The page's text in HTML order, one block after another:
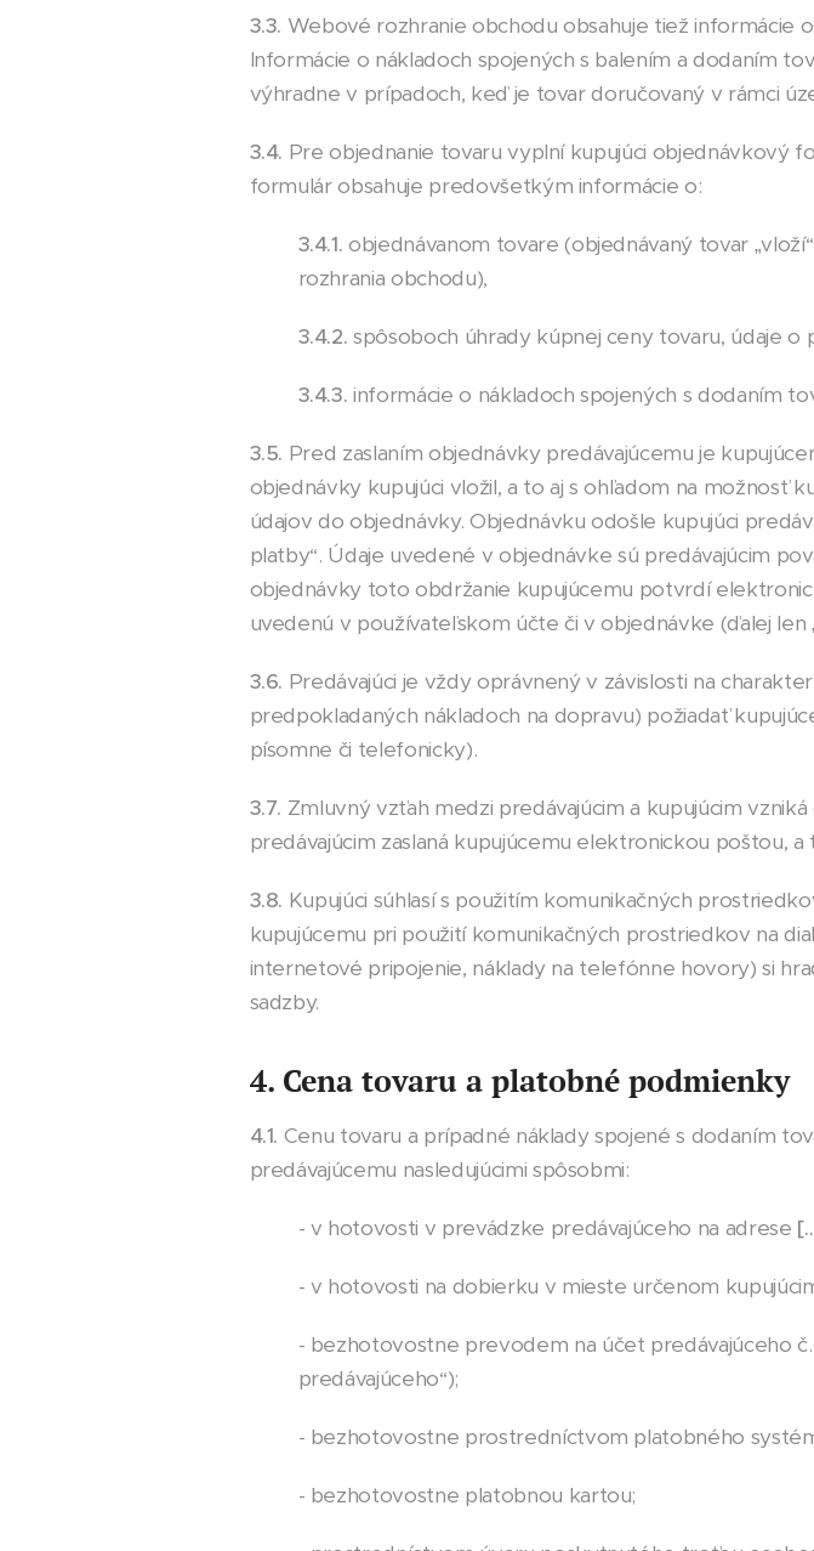
3.3. Webové rozhranie obchodu obsahuje tiež informácie
Informácie o nákladoch spojených s balením a dodaním
výhradne v prípadoch, keď je tovar doručovaný v rámci
3.4. Pre objednanie tovaru vyplní kupujúci objednávkový
formulár obsahuje predovšetkým informácie o:
3.4.1.objednávanom tovare (objednávaný tovar
rozhrania obchodu),
3.4.2.spôsoboch úhrady kúpnej ceny tovaru, údaje
3.4.3.informácie o nákladoch spojených s dodaním
3.5. Pred zaslaním objednávky predávajúcemu je
objednávky kupujúci vložil, a to aj s ohľadom na možnosť
údajov do objednávky. Objednávku odošle kupujúci
platby“. Údaje uvedené v objednávke sú predávajúcim
objednávky toto obdržanie kupujúcemu potvrdí
uvedenú v používateľskom účte či v objednávke (ďalej len
3.6. Predávajúci je vždy oprávnený v závislosti na
predpokladaných nákladoch na dopravu) požiadať
písomne či telefonicky).
3.7. Zmluvný vzťah medzi predávajúcim a kupujúcim
predávajúcim zaslaná kupujúcemu elektronickou poštou,
3.8. Kupujúci súhlasí s použitím komunikačných
kupujúcemu pri použití komunikačných prostriedkov na
internetové pripojenie, náklady na telefónne hovory) si
sadzby.
4. Cena tovaru a platobné podmienky
4.1. Cenu tovaru a prípadné náklady spojené s dodaním
predávajúcemu nasledujúcimi spôsobmi:
- v hotovosti v prevádzke predávajúceho na adrese
- v hotovosti na dobierku v mieste určenom
- bezhotovostne prevodem na účet predávajúceho č.
predávajúceho“);
- bezhotovostne prostredníctvom platobného
- bezhotovostne platobnou kartou;